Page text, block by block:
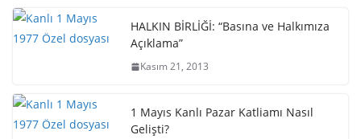
HALKIN BİRLİĞİ: “Basına ve Halkımıza
Açıklama”
Kasım 21, 2013
1 Mayıs Kanlı Pazar Katliamı Nasıl
Gelişti?